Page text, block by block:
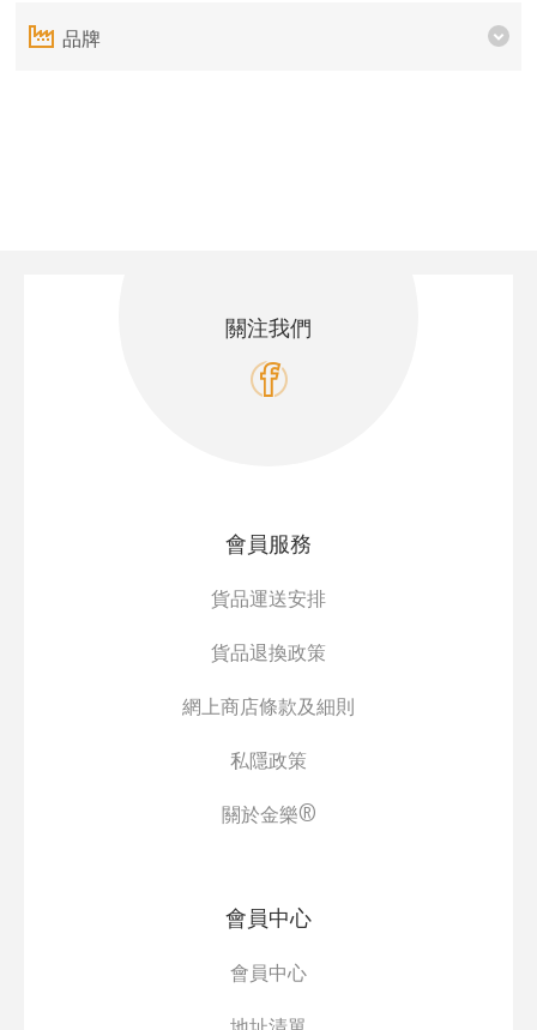
品牌
關注我們
會員服務
貨品運送安排
貨品退換政策
網上商店條款及細則
私隱政策
關於金樂®
會員中心
會員中心